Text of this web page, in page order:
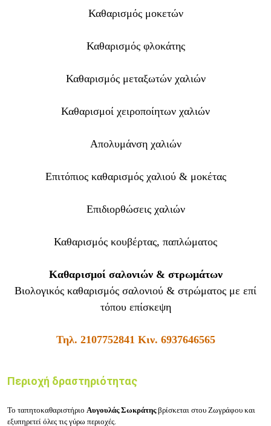
Καθαρισμός μοκετών
Καθαρισμός φλοκάτης
Καθαρισμός μεταξωτών χαλιών
Καθαρισμοί χειροποίητων χαλιών
Απολυμάνση χαλιών
Επιτόπιος καθαρισμός χαλιού & μοκέτας
Επιδιορθώσεις χαλιών
Καθαρισμός κουβέρτας, παπλώματος
Καθαρισμοί σαλονιών & στρωμάτων
Βιολογικός καθαρισμός σαλονιού & στρώματος με επί
τόπου επίσκεψη
Τηλ. 2107752841 Κιν. 6937646565
Περιοχή δραστηριότητας
Το ταπητοκαθαριστήριο ΑυγουλάςΣωκράτης βρίσκεται στου Ζωγράφου και
εξυπηρετεί όλες τις γύρω περιοχές.